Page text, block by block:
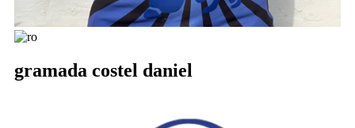
gramada costel daniel